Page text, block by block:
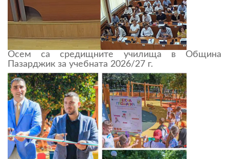
Осем са средищните училища в Община
Пазарджик за учебната 2026/27 г.